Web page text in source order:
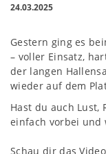
24.03.2025
Gestern ging es
– voller Einsatz,
der langen
wieder auf dem
Hast du auch Lust,
einfach vorbei und
Schau dir das